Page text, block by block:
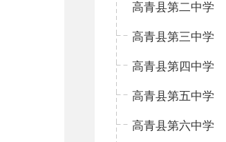
高青县第二中学
高青县第三中学
高青县第四中学
高青县第五中学
高青县第六中学